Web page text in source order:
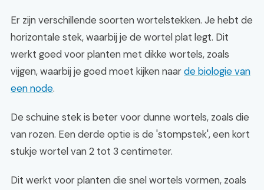
Er zijn verschillende soorten wortelstekken. Je hebt de
horizontale stek, waarbij je de wortel plat legt. Dit
werkt goed voor planten met dikke wortels, zoals
vijgen, waarbij je goed moet kijken naarde biologie van
een node.
De schuine stek is beter voor dunne wortels, zoals die
van rozen. Een derde optie is de 'stompstek', een kort
stukje wortel van 2 tot 3 centimeter.
Dit werkt voor planten die snel wortels vormen, zoals